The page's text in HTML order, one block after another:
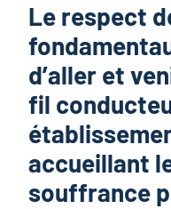
Le respect
d’aller et
fil
accueillant
souffrance